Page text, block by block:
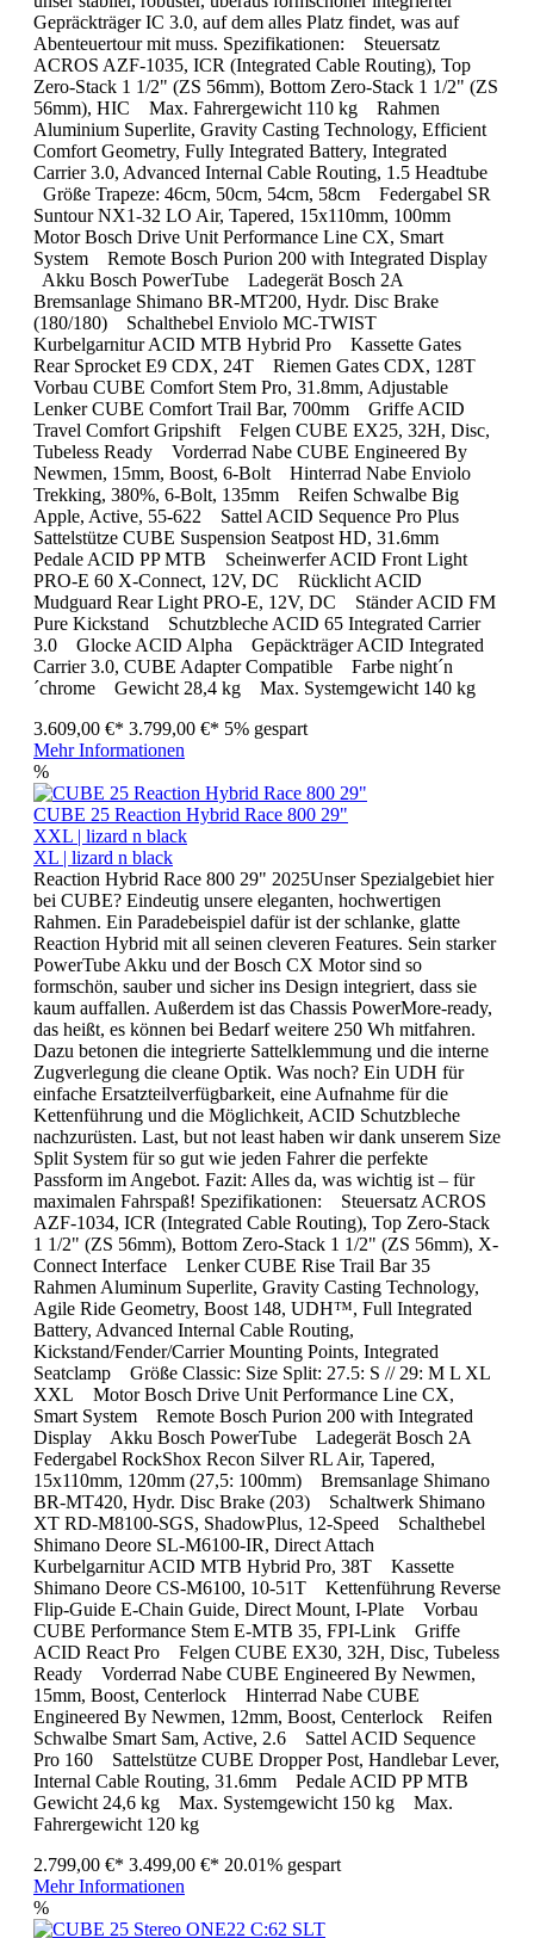
Gepräckträger IC 3.0, auf dem alles Platz findet, was auf
Abenteuertour mit muss. Spezifikationen: Steuersatz
ACROS AZF-1035, ICR (Integrated Cable Routing), Top
Zero-Stack 1 1/2" (ZS 56mm), Bottom Zero-Stack 1 1/2" (ZS
56mm), HIC Max. Fahrergewicht 110 kg Rahmen
Aluminium Superlite, Gravity Casting Technology, Efficient
Comfort Geometry, Fully Integrated Battery, Integrated
Carrier 3.0, Advanced Internal Cable Routing, 1.5 Headtube
Größe Trapeze: 46cm, 50cm, 54cm, 58cm Federgabel SR
Suntour NX1-32 LO Air, Tapered, 15x110mm, 100mm
Motor Bosch Drive Unit Performance Line CX, Smart
System Remote Bosch Purion 200 with Integrated Display
Akku Bosch PowerTube Ladegerät Bosch 2A
Bremsanlage Shimano BR-MT200, Hydr. Disc Brake
(180/180) Schalthebel Enviolo MC-TWIST
Kurbelgarnitur ACID MTB Hybrid Pro Kassette Gates
Rear Sprocket E9 CDX, 24T Riemen Gates CDX, 128T
Vorbau CUBE Comfort Stem Pro, 31.8mm, Adjustable
Lenker CUBE Comfort Trail Bar, 700mm Griffe ACID
Travel Comfort Gripshift Felgen CUBE EX25, 32H, Disc,
Tubeless Ready Vorderrad Nabe CUBE Engineered By
Newmen, 15mm, Boost, 6-Bolt Hinterrad Nabe Enviolo
Trekking, 380%, 6-Bolt, 135mm Reifen Schwalbe Big
Apple, Active, 55-622 Sattel ACID Sequence Pro Plus
Sattelstütze CUBE Suspension Seatpost HD, 31.6mm
Pedale ACID PP MTB Scheinwerfer ACID Front Light
PRO-E 60 X-Connect, 12V, DC Rücklicht ACID
Mudguard Rear Light PRO-E, 12V, DC Ständer ACID FM
Pure Kickstand Schutzbleche ACID 65 Integrated Carrier
3.0 Glocke ACID Alpha Gepäckträger ACID Integrated
Carrier 3.0, CUBE Adapter Compatible Farbe night´n
´chrome Gewicht 28,4 kg Max. Systemgewicht 140 kg
3.609,00 €* 3.799,00 €* 5% gespart
Mehr Informationen
%
CUBE 25 Reaction Hybrid Race 800 29"
XXL | lizard n black
XL | lizard n black
Reaction Hybrid Race 800 29" 2025Unser Spezialgebiet hier
bei CUBE? Eindeutig unsere eleganten, hochwertigen
Rahmen. Ein Paradebeispiel dafür ist der schlanke, glatte
Reaction Hybrid mit all seinen cleveren Features. Sein starker
PowerTube Akku und der Bosch CX Motor sind so
formschön, sauber und sicher ins Design integriert, dass sie
kaum auffallen. Außerdem ist das Chassis PowerMore-ready,
das heißt, es können bei Bedarf weitere 250 Wh mitfahren.
Dazu betonen die integrierte Sattelklemmung und die interne
Zugverlegung die cleane Optik. Was noch? Ein UDH für
einfache Ersatzteilverfügbarkeit, eine Aufnahme für die
Kettenführung und die Möglichkeit, ACID Schutzbleche
nachzurüsten. Last, but not least haben wir dank unserem Size
Split System für so gut wie jeden Fahrer die perfekte
Passform im Angebot. Fazit: Alles da, was wichtig ist – für
maximalen Fahrspaß! Spezifikationen: Steuersatz ACROS
AZF-1034, ICR (Integrated Cable Routing), Top Zero-Stack
1 1/2" (ZS 56mm), Bottom Zero-Stack 1 1/2" (ZS 56mm), X-
Connect Interface Lenker CUBE Rise Trail Bar 35
Rahmen Aluminum Superlite, Gravity Casting Technology,
Agile Ride Geometry, Boost 148, UDH™, Full Integrated
Battery, Advanced Internal Cable Routing,
Kickstand/Fender/Carrier Mounting Points, Integrated
Seatclamp Größe Classic: Size Split: 27.5: S // 29: M L XL
XXL Motor Bosch Drive Unit Performance Line CX,
Smart System Remote Bosch Purion 200 with Integrated
Display Akku Bosch PowerTube Ladegerät Bosch 2A
Federgabel RockShox Recon Silver RL Air, Tapered,
15x110mm, 120mm (27,5: 100mm) Bremsanlage Shimano
BR-MT420, Hydr. Disc Brake (203) Schaltwerk Shimano
XT RD-M8100-SGS, ShadowPlus, 12-Speed Schalthebel
Shimano Deore SL-M6100-IR, Direct Attach
Kurbelgarnitur ACID MTB Hybrid Pro, 38T Kassette
Shimano Deore CS-M6100, 10-51T Kettenführung Reverse
Flip-Guide E-Chain Guide, Direct Mount, I-Plate Vorbau
CUBE Performance Stem E-MTB 35, FPI-Link Griffe
ACID React Pro Felgen CUBE EX30, 32H, Disc, Tubeless
Ready Vorderrad Nabe CUBE Engineered By Newmen,
15mm, Boost, Centerlock Hinterrad Nabe CUBE
Engineered By Newmen, 12mm, Boost, Centerlock Reifen
Schwalbe Smart Sam, Active, 2.6 Sattel ACID Sequence
Pro 160 Sattelstütze CUBE Dropper Post, Handlebar Lever,
Internal Cable Routing, 31.6mm Pedale ACID PP MTB
Gewicht 24,6 kg Max. Systemgewicht 150 kg Max.
Fahrergewicht 120 kg
2.799,00 €* 3.499,00 €* 20.01% gespart
Mehr Informationen
%